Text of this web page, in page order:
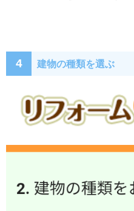
4 建物の種類を選ぶ